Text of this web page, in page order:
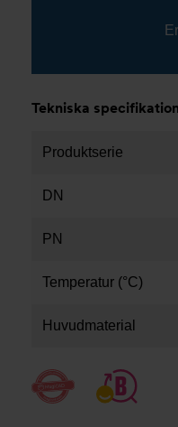
Tekniska
Produktserie
DN
PN
Temperatur (°C)
Huvudmaterial